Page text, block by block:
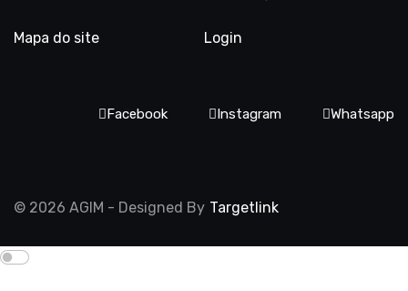
Mapa do site Login
Facebook Instagram Whatsapp
© 2026 AGIM - Designed By Targetlink